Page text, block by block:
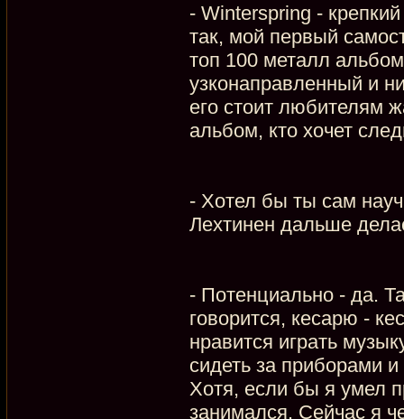
- Winterspring -
так, мой первый
топ 100 металл
узконаправленный и
его стоит любителям
альбом, кто хочет
- Хотел бы ты сам
Лехтинен дальше
- Потенциально - да.
говорится, кесарю -
нравится играть
сидеть за приборами
Хотя, если бы я умел
занимался. Сейчас я